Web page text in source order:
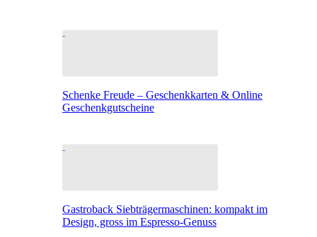
Schenke Freude – Geschenkkarten & Online
Geschenkgutscheine
Gastroback Siebträgermaschinen: kompakt im
Design, gross im Espresso-Genuss